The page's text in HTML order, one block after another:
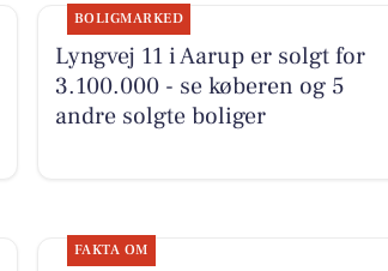
BOLIGMARKED
Lyngvej 11 i Aarup er solgt for
3.100.000 - se køberen og 5
andre solgte boliger
FAKTA OM